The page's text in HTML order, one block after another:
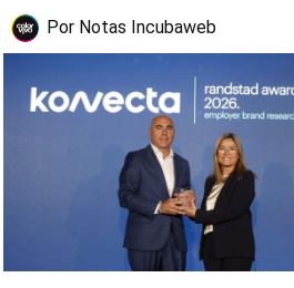
Por Notas Incubaweb